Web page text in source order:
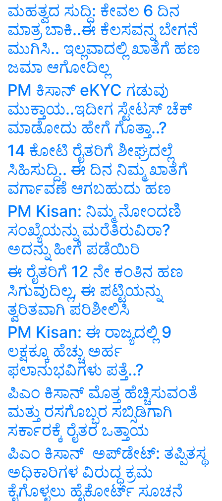
ಮಹತ್ವದ ಸುದ್ದಿ: ಕೇವಲ 6 ದಿನ
ಮಾತ್ರ ಬಾಕಿ..ಈ ಕೆಲಸವನ್ನ ಬೇಗನೆ
ಮುಗಿಸಿ.. ಇಲ್ಲವಾದಲ್ಲಿ ಖಾತೆಗೆ ಹಣ
ಜಮಾ ಆಗೋದಿಲ್ಲ
PM ಕಿಸಾನ್‌ eKYC ಗಡುವು
ಮುಕ್ತಾಯ..ಇದೀಗ ಸ್ಟೇಟಸ್‌ ಚೆಕ್‌
ಮಾಡೋದು ಹೇಗೆ ಗೊತ್ತಾ..?
14 ಕೋಟಿ ರೈತರಿಗೆ ಶೀಘ್ರದಲ್ಲೆ
ಸಿಹಿಸುದ್ದಿ.. ಈ ದಿನ ನಿಮ್ಮ ಖಾತೆಗೆ
ವರ್ಗಾವಣೆ ಆಗಬಹುದು ಹಣ
PM Kisan: ನಿಮ್ಮ ನೋಂದಣಿ
ಸಂಖ್ಯೆಯನ್ನು ಮರೆತಿರುವಿರಾ?
ಅದನ್ನು ಹೀಗೆ ಪಡೆಯಿರಿ
ಈ ರೈತರಿಗೆ 12 ನೇ ಕಂತಿನ ಹಣ
ಸಿಗುವುದಿಲ್ಲ, ಈ ಪಟ್ಟಿಯನ್ನು
ತ್ವರಿತವಾಗಿ ಪರಿಶೀಲಿಸಿ
PM Kisan: ಈ ರಾಜ್ಯದಲ್ಲಿ 9
ಲಕ್ಷಕ್ಕೂ ಹೆಚ್ಚು ಅರ್ಹ
ಫಲಾನುಭವಿಗಳು ಪತ್ತೆ..?
ಪಿಎಂ ಕಿಸಾನ್ ಮೊತ್ತ ಹೆಚ್ಚಿಸುವಂತೆ
ಮತ್ತು ರಸಗೊಬ್ಬರ ಸಬ್ಸಿಡಿಗಾಗಿ
ಸರ್ಕಾರಕ್ಕೆ ರೈತರ ಒತ್ತಾಯ
ಪಿಎಂ ಕಿಸಾನ್ ಅಪ್‌ಡೇಟ್: ತಪ್ಪಿತಸ್ಥ
ಅಧಿಕಾರಿಗಳ ವಿರುದ್ಧ ಕ್ರಮ
ಕೈಗೊಳ್ಳಲು ಹೈಕೋರ್ಟ್‌ ಸೂಚನೆ